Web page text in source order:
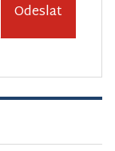
Odeslat